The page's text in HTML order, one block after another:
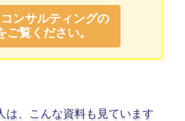
ンサルティングの
ご覧ください。
は、こんな資料も見ています